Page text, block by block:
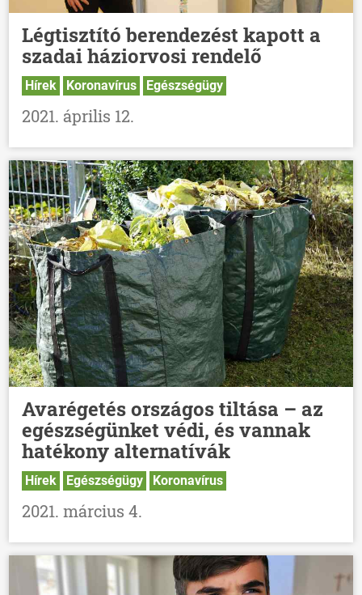
Légtisztító berendezést kapott a
szadai háziorvosi rendelő
Hírek Koronavírus Egészségügy
2021. április 12.
Avarégetés országos tiltása – az
egészségünket védi, és vannak
hatékony alternatívák
Hírek Egészségügy Koronavírus
2021. március 4.